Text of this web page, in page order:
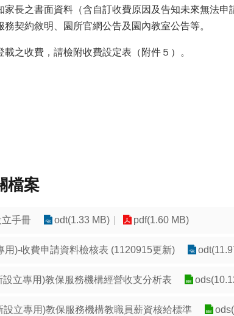
家長之書面資料（含自訂收費原因及告知未來無法
務契約敘明、園所官網公告及園內教室公告等。
載之收費，請檢附收費設定表（附件５）。
檔案
手冊 odt(1.33 MB) pdf(1.60 MB)
用)-收費申請資料檢核表 (1120915更新)
設立專用)教保服務機構經營收支分析表
設立專用)教保服務機構教職員薪資核給標準